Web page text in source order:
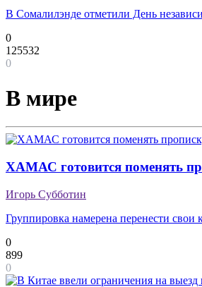
В Сомалилэнде отметили День
0
125532
0
В мире
ХАМАС готовится поменять
Игорь Субботин
Группировка намерена перенести
0
899
0